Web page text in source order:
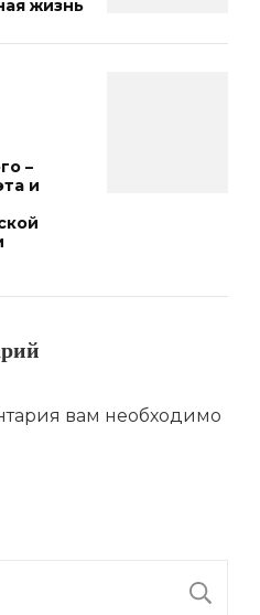
жизнь
–
и
вам необходимо